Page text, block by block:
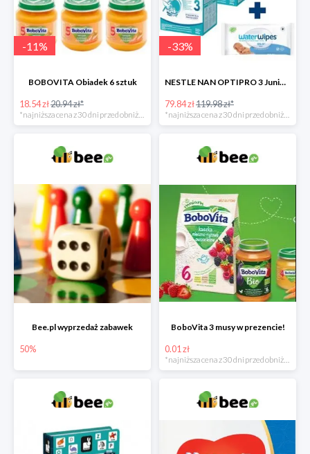
-11%
BOBOVITA Obiadek 6 sztuk
18.54 zł20.94 zł*
-33%
NESTLE NAN OPTIPRO 3 Junior + Waterwipes Chusteczki nawilżane gratis
79.84 zł119.98 zł*
Bee.pl wyprzedaż zabawek
50%
BoboVita 3 musy w prezencie!
0.01 zł
*najniższa cena z 30 dni przed obniżką